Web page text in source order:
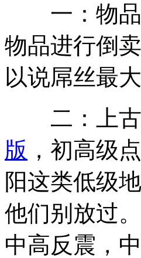
一：物品
物品进行倒
以说屌丝最
二：上古
版 ，初高级
阳这类低级
他们别放过
中高反震，